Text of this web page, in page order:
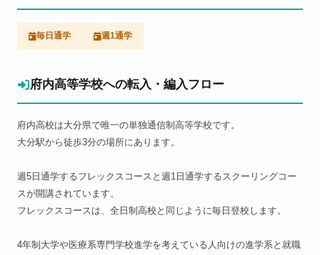
毎日通学 週1通学
府内高等学校への転入・編入フロー
府内高校は大分県で唯一の単独通信制高等学校です。
大分駅から徒歩3分の場所にあります。
週5日通学するフレックスコースと週1日通学するスクーリングコー
スが開講されています。
フレックスコースは、全日制高校と同じように毎日登校します。
4年制大学や医療系専門学校進学を考えている人向けの進学系と就職